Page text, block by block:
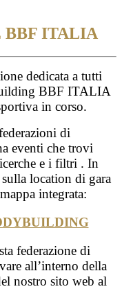
BBF ITALIA
dedicata a tutti
BBF ITALIA
in corso.
di
eventi che trovi
e i filtri . In
location di gara
integrata:
federazione di
all’interno della
nostro sito web al